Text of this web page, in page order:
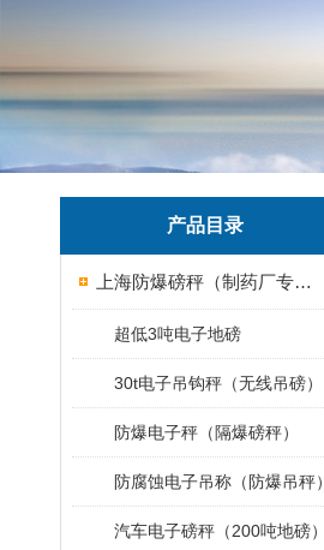
产品目录
上海防爆磅秤（制药厂专用）
超低3吨电子地磅
30t电子吊钩秤（无线吊磅）
防爆电子秤（隔爆磅秤）
防腐蚀电子吊称（防爆吊秤）
汽车电子磅秤（200吨地磅）